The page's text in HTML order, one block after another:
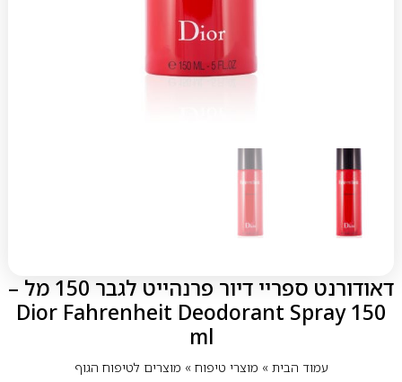
דאודורנט ספריי דיור פרנהייט לגבר 150 מל –
Dior Fahrenheit Deodorant Spray 150
ml
עמוד הבית» מוצרי טיפוח» מוצרים לטיפוח הגוף